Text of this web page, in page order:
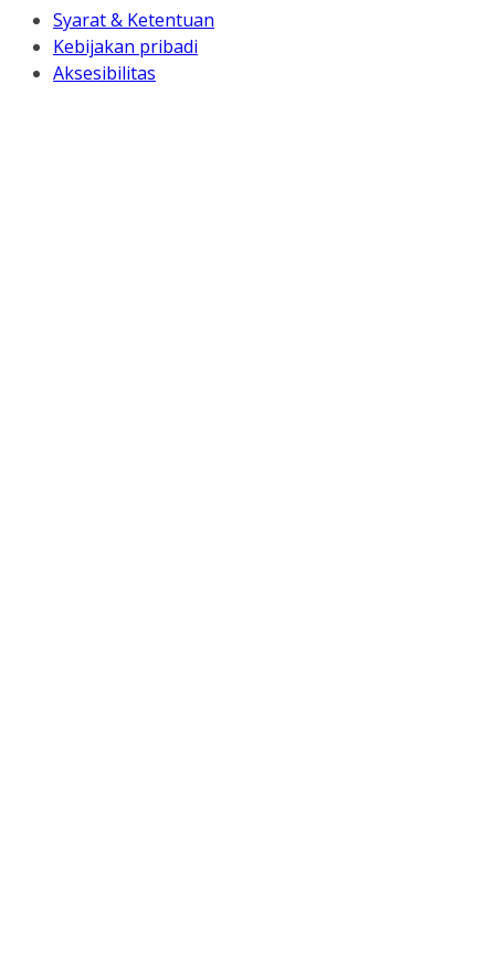
Syarat & Ketentuan
Kebijakan pribadi
Aksesibilitas